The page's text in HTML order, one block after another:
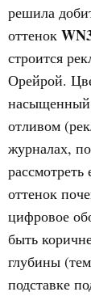
решила
оттенок
строится
Орейрой.
отливом
журналах,
оттенок
цифровое
быть
глубины
подставке